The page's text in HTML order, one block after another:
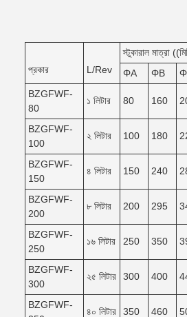
প্রকার L/Rev
স্টুকারাল মাত্রা
ΦA
ΦB
BZGFWF-
80
১ লিটার 80 160
BZGFWF-
100
২ লিটার 100 180
BZGFWF-
150
৪ লিটার 150 240
BZGFWF-
200
৮ লিটার 200 295
BZGFWF-
250
১৬ লিটার 250 350
BZGFWF-
300
২৫ লিটার 300 400
BZGFWF-
৪০ লিটার 350 460